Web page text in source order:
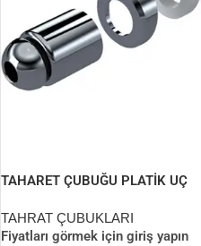
TAHARET ÇUBUĞU PLATİK UÇ
TAHRAT ÇUBUKLARI
Fiyatları görmek için giriş yapın